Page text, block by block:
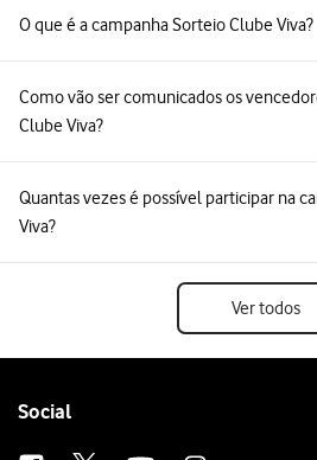
O que é a campanha Sorteio Clube Viva?
Como vão ser comunicados os
Clube Viva?
Quantas vezes é possível participar na
Viva?
Ver todos
Follow
Social